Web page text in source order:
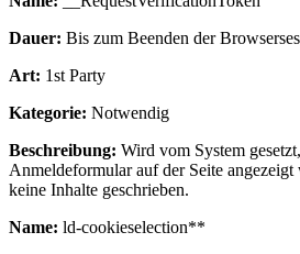
Dauer: Bis zum Beenden der
Art: 1st Party
Kategorie: Notwendig
Beschreibung: Wird vom System
Anmeldeformular auf der Seite
keine Inhalte geschrieben.
Name: ld-cookieselection**